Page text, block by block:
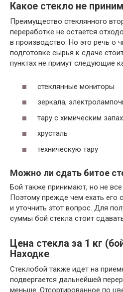
Какое стекло не
Преимущество стеклянного
переработке не остается
в производство. Но это речь о
подготовке сырья к сдаче
пунктах не примут следующие
стеклянные мониторы
зеркала,
тару с химическим
хрусталь
техническую тару
Можно ли сдать битое
Бой также принимают, но не
Поэтому прежде чем ехать его
и уточнить этот вопрос. Для
суммы бой стекла стоит
Цена стекла за 1 кг
Находке
Стеклобой также идет на
подвергается дальнейшей
меньше. Отсортированное по